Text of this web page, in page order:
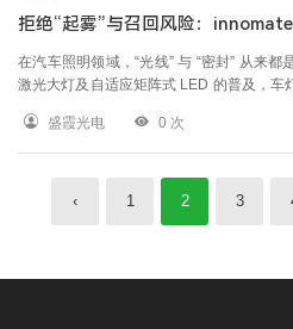
在汽车照明领域，“光线” 与 “密封” 从来都
激光大灯及自适应矩阵式 LED 的普及，车
后索赔和品牌声誉损失。 针对车灯制造厂商面临的“高精度检测”与“产线成本控
制”双重挑战，德国
盛霞光电 0 次
‹ 1 2 3